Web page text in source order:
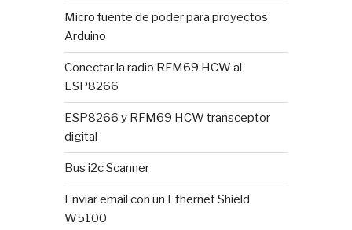
Micro fuente de poder para proyectos
Arduino
Conectar la radio RFM69 HCW al
ESP8266
ESP8266 y RFM69 HCW transceptor
digital
Bus i2c Scanner
Enviar email con un Ethernet Shield
W5100